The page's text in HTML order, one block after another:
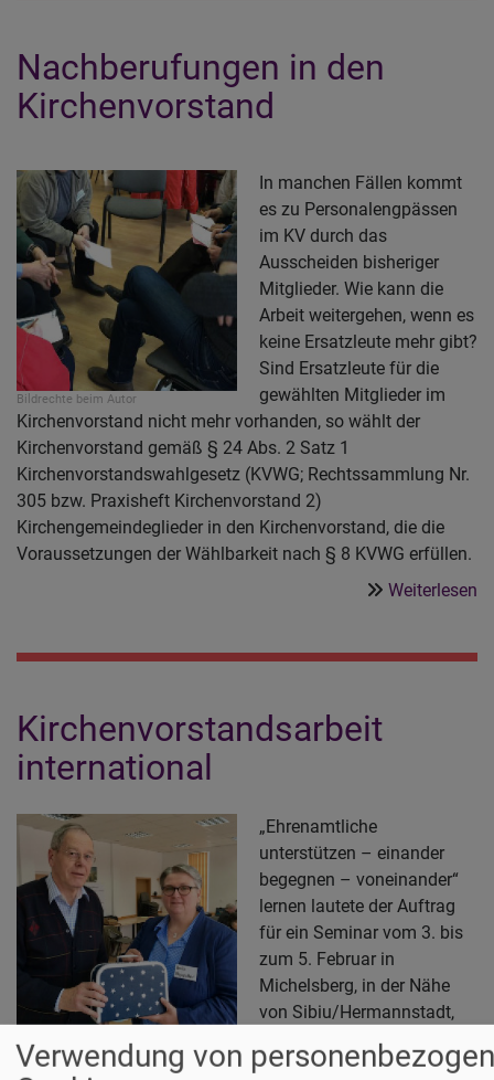
Nachberufungen in den
Kirchenvorstand
Bildrechte beim Autor
In manchen Fällen kommt
es zu Personalengpässen
im KV durch das
Ausscheiden bisheriger
Mitglieder. Wie kann die
Arbeit weitergehen, wenn es
keine Ersatzleute mehr gibt?
Sind Ersatzleute für die
gewählten Mitglieder im
Kirchenvorstand nicht mehr vorhanden, so wählt der
Kirchenvorstand gemäß § 24 Abs. 2 Satz 1
Kirchenvorstandswahlgesetz (KVWG; Rechtssammlung Nr.
305 bzw. Praxisheft Kirchenvorstand 2)
Kirchengemeindeglieder in den Kirchenvorstand, die die
Voraussetzungen der Wählbarkeit nach § 8 KVWG erfüllen.
Weiterlesen
Kirchenvorstandsarbeit
international
Bildrechte beim Autor
„Ehrenamtliche
unterstützen – einander
begegnen – voneinander“
lernen lautete der Auftrag
für ein Seminar vom 3. bis
zum 5. Februar in
Michelsberg, in der Nähe
von Sibiu/Hermannstadt,
Neugierig haben wir uns auf den Weg gemacht: Heike
Verwendung von